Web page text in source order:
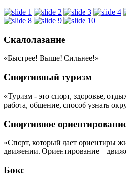
Скалолазание
«Быстрее! Выше! Сильнее!»
Спортивный туризм
«Туризм - это спорт, здоровье,
работа, общение, способ узнать
Спортивное
«Спорт, который дает ориентиры
движении. Ориентирование –
Бокс